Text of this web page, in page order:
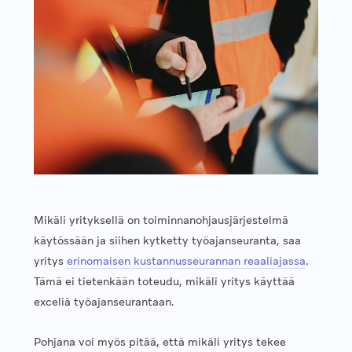
Mikäli yrityksellä on toiminnanohjausjärjestelmä
käytössään ja siihen kytketty työajanseuranta, saa
yritys erinomaisen kustannusseurannan reaaliajassa.
Tämä ei tietenkään toteudu, mikäli yritys käyttää
exceliä työajanseurantaan.
Pohjana voi myös pitää, että mikäli yritys tekee